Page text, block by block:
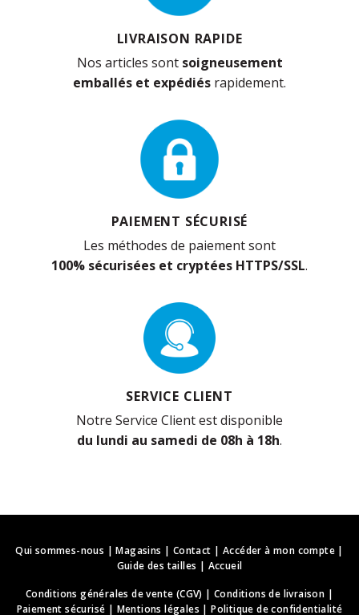
LIVRAISON RAPIDE
Nos articles sont soigneusement
emballés et expédiés rapidement.
PAIEMENT SÉCURISÉ
Les méthodes de paiement sont
100% sécurisées et cryptées HTTPS/SSL.
SERVICE CLIENT
Notre Service Client est disponible
du lundi au samedi de 08h à 18h.
Qui sommes-nous |Magasins | Contact | Accéder à mon compte|
Guide des tailles | Accueil
Conditions générales de vente (CGV) |Conditions de livraison |
Paiement sécurisé | Mentions légales |Politique de confidentialité